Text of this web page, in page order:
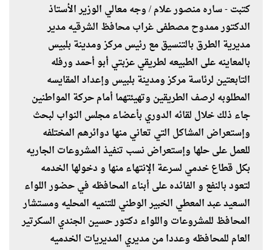
كتبت - ساره منصور علام / وجه معالي الوزير الأستاذ
الدكتور ممدوح مصطفى غراب محافظ الشرقيه مدير
مديرية الطرق بالتنسيق مع رئيس مركز ومدينة بلبيس
بالمعاينه على الطبيعه لطريقي عزبتي أبو أحمد ورفله
التابعتين لرئاسة مركز ومدينة بلبيس وإعداد المقايسه
المطلوبه لرصف الطريقين وتهيئتهما أمام حركة المواطنين
جاء ذلك خلال لقائه الدوري بأعضاء مجلس النواب لبحث
وإستعراض المشاكل التي تعاني منها دوائرهم المختلفه
للعمل على حلها وإستعراض نسب تنفيذ المشروعات الجاريه
بكل قطاع خدمي لسرعة الإنتهاء منها و دخولها الخدمه
لتعود بالنفع و الفائده على أبناء المحافظه في حضور اللواء
السعيد عبد المعطي الخبير الوطني للتنميه المحليه ومستشار
المحافظ للمشروعات واللواء دكتور حسين الجندي السكرتير
العام للمحافظه وعددا من مديري المديريات الخدميه